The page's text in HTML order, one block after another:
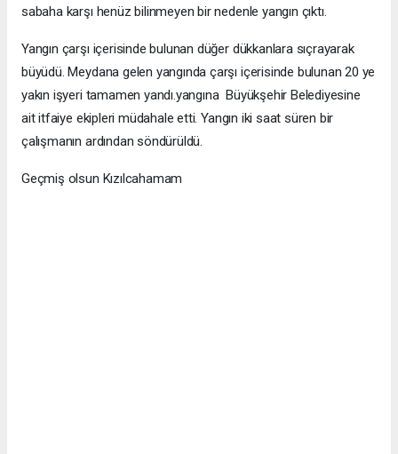
sabaha karşı henüz bilinmeyen bir nedenle yangın çıktı.
Yangın çarşı içerisinde bulunan düğer dükkanlara sıçrayarak
büyüdü. Meydana gelen yangında çarşı içerisinde bulunan 20 ye
yakın işyeri tamamen yandı.yangına Büyükşehir Belediyesine
ait itfaiye ekipleri müdahale etti. Yangın iki saat süren bir
çalışmanın ardından söndürüldü.
Geçmiş olsun Kızılcahamam